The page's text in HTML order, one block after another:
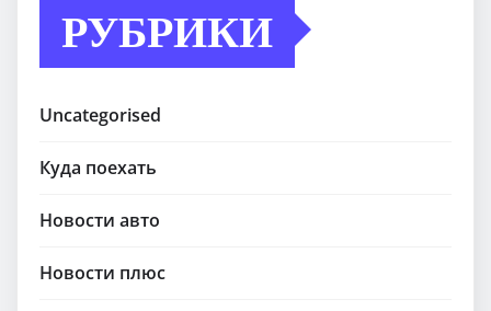
РУБРИКИ
Uncategorised
Куда поехать
Новости авто
Новости плюс